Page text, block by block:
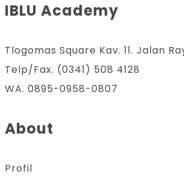
IBLU Academy
Tlogomas Square Kav. 11. Jalan
Telp/Fax. (0341) 508 4128
WA. 0895-0958-0807
About
Profil